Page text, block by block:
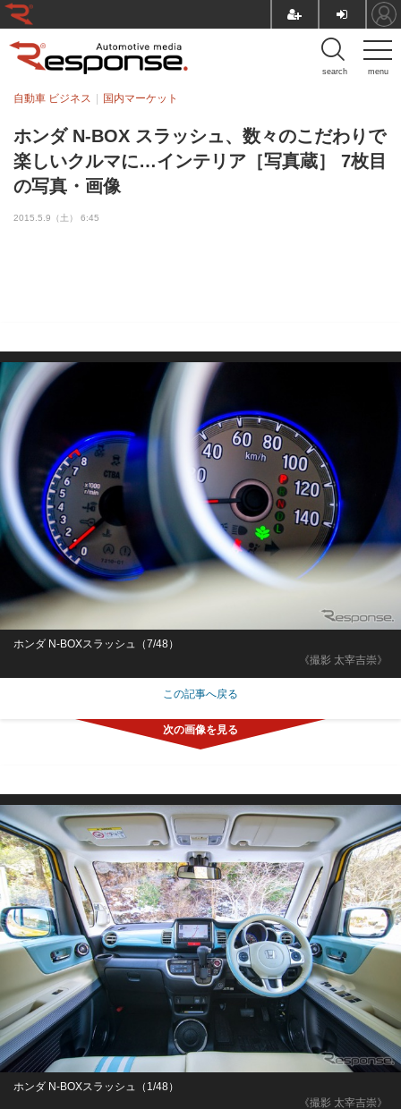
menu
search
ホンダ N-BOX スラッシュ、数々のこだわりで
楽しいクルマに…インテリア［写真蔵］ 7枚目
の写真・画像
自動車 ビジネス 国内マーケット
2015.5.9（土） 6:45
《撮影 太宰吉崇》
ホンダ N-BOXスラッシュ（7/48）
この記事へ戻る
《撮影 太宰吉崇》
ホンダ N-BOXスラッシュ（1/48）